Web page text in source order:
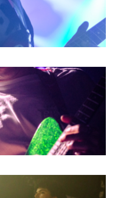
BOB DE VRIES
RICHARD POSTMA
SASKIA LUDDEN
ANNA HIEP
MARTSEN HUT
ELINE KAMMINGA
KAREN SAAMAN
ARNOUD HEIKENS